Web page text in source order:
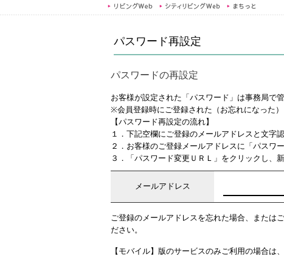
パスワード再設定
パスワードの再設定
お客様が設定された「パスワード」は事務局で
※会員登録時にご登録された（お忘れになった
【パスワード再設定の流れ】
１．下記空欄にご登録のメールアドレスと文字
２．お客様のご登録メールアドレスに「パスワ
３．「パスワード変更ＵＲＬ」をクリックし、
メールアドレス
ご登録のメールアドレスを忘れた場合、または
ださい。
【モバイル】版のサービスのみご利用の場合は